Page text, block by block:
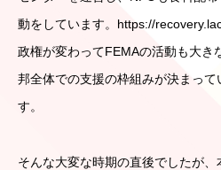
動をしています。https://
政権が変わってFEMAの活動も大き
邦全体での支援の枠組みが決まって
す。
そんな大変な時期の直後でしたが